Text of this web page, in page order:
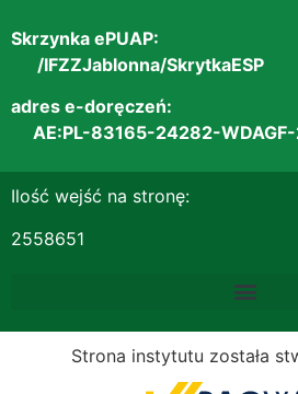
Skrzynka ePUAP:
/IFZZJablonna/SkrytkaESP
adres e-doręczeń:
AE:PL-83165-24282-
Ilość wejść na stronę:
2558651
Strona instytutu została